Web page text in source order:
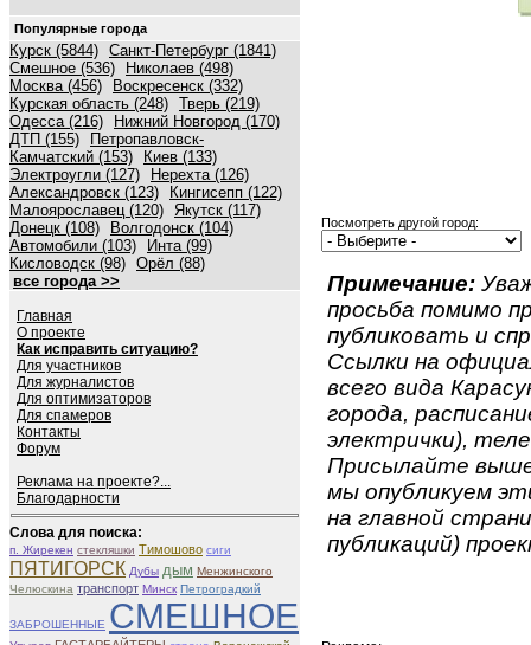
Популярные города
Курск (5844) Санкт-Петербург (1841)
Смешное (536)
Николаев (498)
Москва (456)
Воскресенск (332)
Курская область (248) Тверь (219)
Одесса (216)
Нижний Новгород (170)
ДТП (155)
Петропавловск-
Камчатский (153)
Киев (133)
Электроугли (127)
Нерехта (126)
Александровск (123)
Кингисепп (122)
Малоярославец (120) Якутск (117)
Донецк (108)
Волгодонск (104)
Автомобили (103)
Инта (99)
Кисловодск (98) Орёл (88)
все города >>
Главная
О проекте
Как исправить ситуацию?
Для участников
Для журналистов
Для оптимизаторов
Для спамеров
Контакты
Форум
Реклама на проекте?...
Благодарности
Слова для поиска:
п. Жирекен стекляшки Тимошово сиги
ПЯТИГОРСК Дубы дым Менжинского
Челюскина транспорт Минск Петроградкий
ЗАБРОШЕННЫЕ СМЕШНОЕ
Посмотреть другой город:
Примечание:
просьба помимо
публиковать и
Ссылки на
всего вида
города,
электрички),
Присылайте
мы опубликуем
на главной
публикаций)